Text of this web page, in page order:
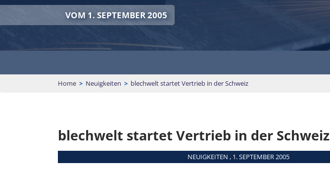
VOM 1. SEPTEMBER 2005
Home > Neuigkeiten > blechwelt startet Vertrieb in der Schweiz
blechwelt startet Vertrieb in der Schweiz
NEUIGKEITEN , 1. SEPTEMBER 2005